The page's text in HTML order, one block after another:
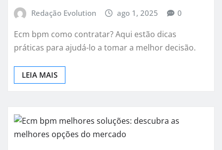
Redação Evolution ago 1, 2025 0
Ecm bpm como contratar? Aqui estão dicas
práticas para ajudá-lo a tomar a melhor decisão.
LEIA MAIS